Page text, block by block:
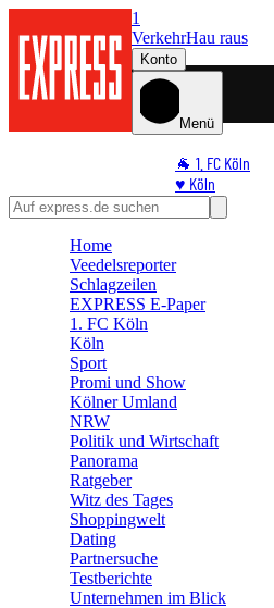
1
VerkehrHau raus
Konto
Menü
🐐 1. FC Köln
♥️ Köln
⭐ Promi
🛒 Shoppingwelt
Home
Veedelsreporter
Schlagzeilen
EXPRESS E-Paper
1. FC Köln
Köln
Sport
Promi und Show
Kölner Umland
NRW
Politik und Wirtschaft
Panorama
Ratgeber
Witz des Tages
Shoppingwelt
Dating
Partnersuche
Testberichte
Unternehmen im Blick